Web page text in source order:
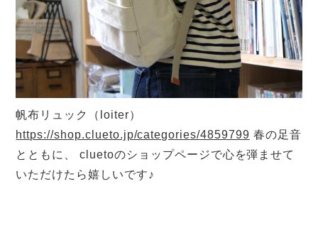
帆布リュック（loiter）
https://shop.clueto.jp/categories/4859799 春の足音
とともに、
cluetoのショップページで心を弾ませて
いただけたら嬉しいです♪